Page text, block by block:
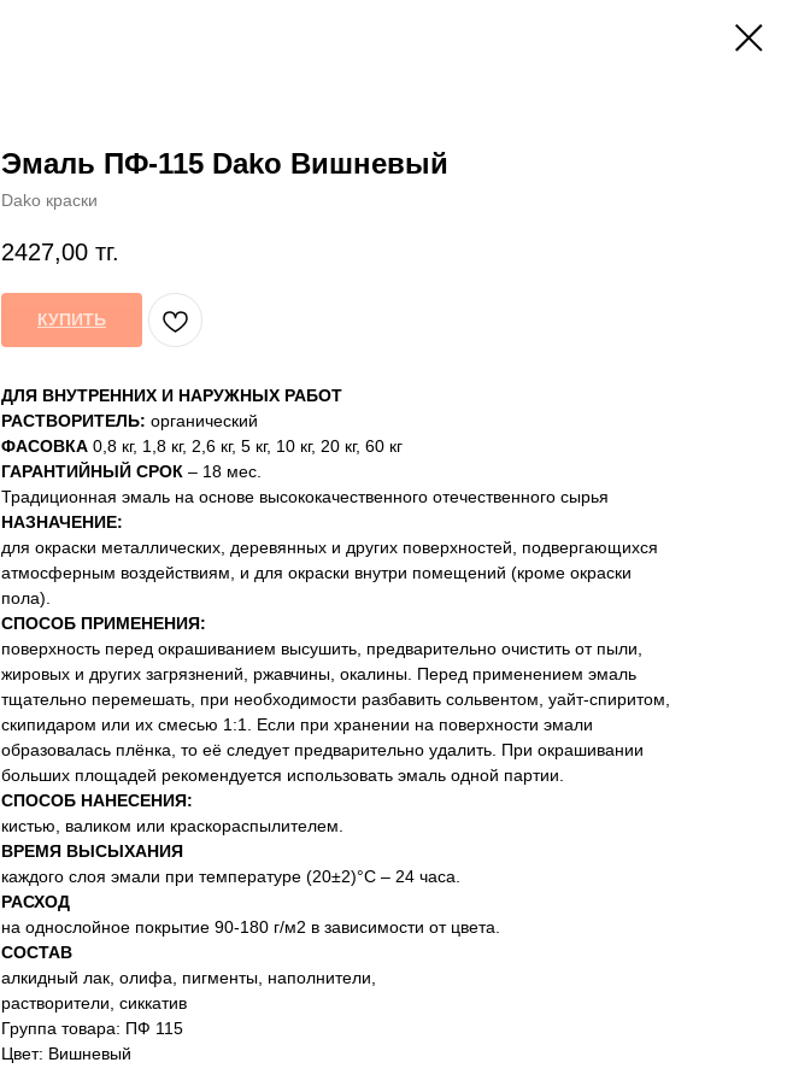
Эмаль ПФ-115 Dako Вишневый
Dako краски
2427,00 тг.
КУПИТЬ
ДЛЯ ВНУТРЕННИХ И НАРУЖНЫХ РАБОТ
РАСТВОРИТЕЛЬ: органический
ФАСОВКА 0,8 кг, 1,8 кг, 2,6 кг, 5 кг, 10 кг, 20 кг, 60 кг
ГАРАНТИЙНЫЙ СРОК – 18 мес.
Традиционная эмаль на основе высококачественного отечественного сырья
НАЗНАЧЕНИЕ:
для окраски металлических, деревянных и других поверхностей, подвергающихся
атмосферным воздействиям, и для окраски внутри помещений (кроме окраски
пола).
СПОСОБ ПРИМЕНЕНИЯ:
поверхность перед окрашиванием высушить, предварительно очистить от пыли,
жировых и других загрязнений, ржавчины, окалины. Перед применением эмаль
тщательно перемешать, при необходимости разбавить сольвентом, уайт-спиритом,
скипидаром или их смесью 1:1. Если при хранении на поверхности эмали
образовалась плёнка, то её следует предварительно удалить. При окрашивании
больших площадей рекомендуется использовать эмаль одной партии.
СПОСОБ НАНЕСЕНИЯ:
кистью, валиком или краскораспылителем.
ВРЕМЯ ВЫСЫХАНИЯ
каждого слоя эмали при температуре (20±2)°С – 24 часа.
РАСХОД
на однослойное покрытие 90-180 г/м2 в зависимости от цвета.
СОСТАВ
алкидный лак, олифа, пигменты, наполнители,
растворители, сиккатив
Группа товара: ПФ 115
Цвет: Вишневый